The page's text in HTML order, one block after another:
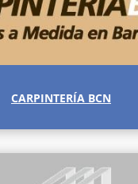
CARPINTERÍA BCN